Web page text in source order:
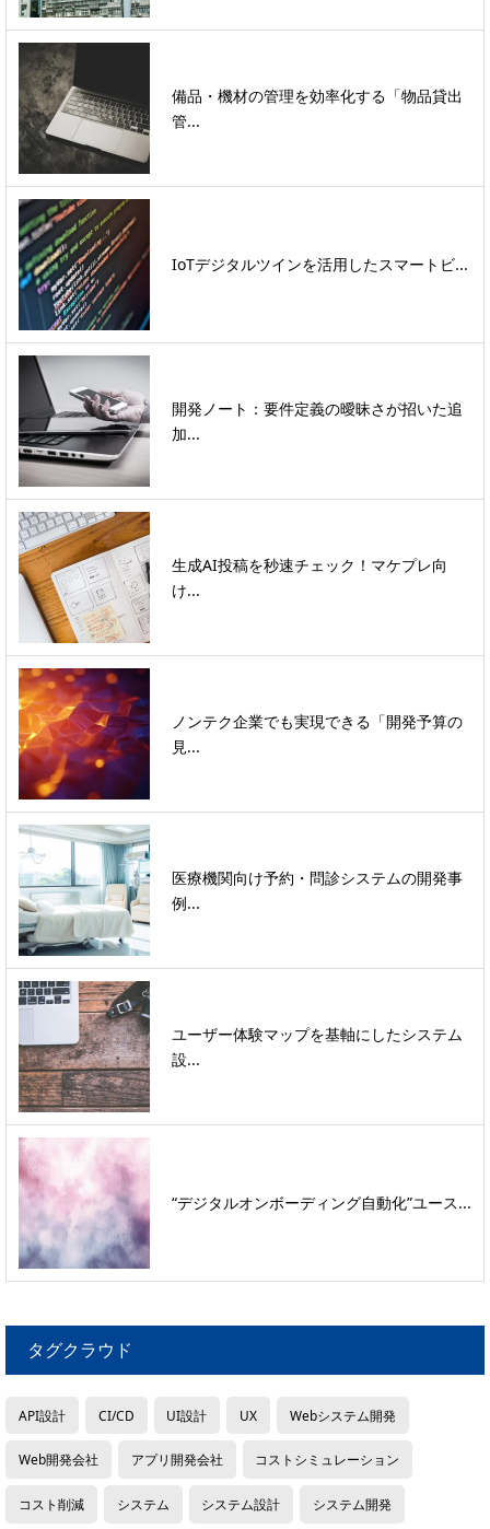
備品・機材の管理を効率化する「物品貸出
管...
IoTデジタルツインを活用したスマートビ...
開発ノート：要件定義の曖昧さが招いた追
加...
生成AI投稿を秒速チェック！マケプレ向
け...
ノンテク企業でも実現できる「開発予算の
見...
医療機関向け予約・問診システムの開発事
例...
ユーザー体験マップを基軸にしたシステム
設...
“デジタルオンボーディング自動化”ユース...
タグクラウド
API設計 CI/CD UI設計 UX Webシステム開発
Web開発会社 アプリ開発会社 コストシミュレーション
コスト削減 システム システム設計 システム開発